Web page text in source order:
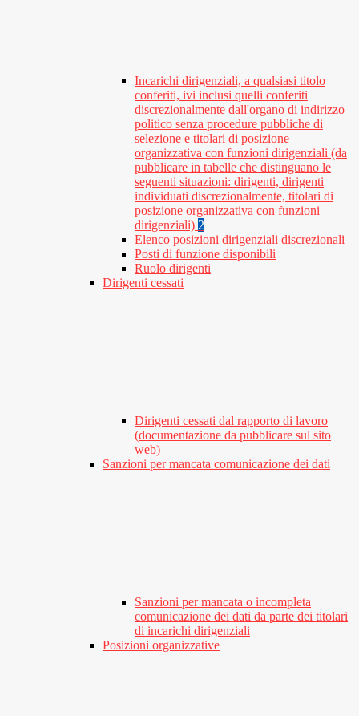
Incarichi dirigenziali, a qualsiasi titolo
conferiti, ivi inclusi quelli conferiti
discrezionalmente dall'organo di indirizzo
politico senza procedure pubbliche di
selezione e titolari di posizione
organizzativa con funzioni dirigenziali (da
pubblicare in tabelle che distinguano le
seguenti situazioni: dirigenti, dirigenti
individuati discrezionalmente, titolari di
posizione organizzativa con funzioni
dirigenziali) 2
Elenco posizioni dirigenziali discrezionali
Posti di funzione disponibili
Ruolo dirigenti
Dirigenti cessati
Dirigenti cessati dal rapporto di lavoro
(documentazione da pubblicare sul sito
web)
Sanzioni per mancata comunicazione dei dati
Sanzioni per mancata o incompleta
comunicazione dei dati da parte dei titolari
di incarichi dirigenziali
Posizioni organizzative